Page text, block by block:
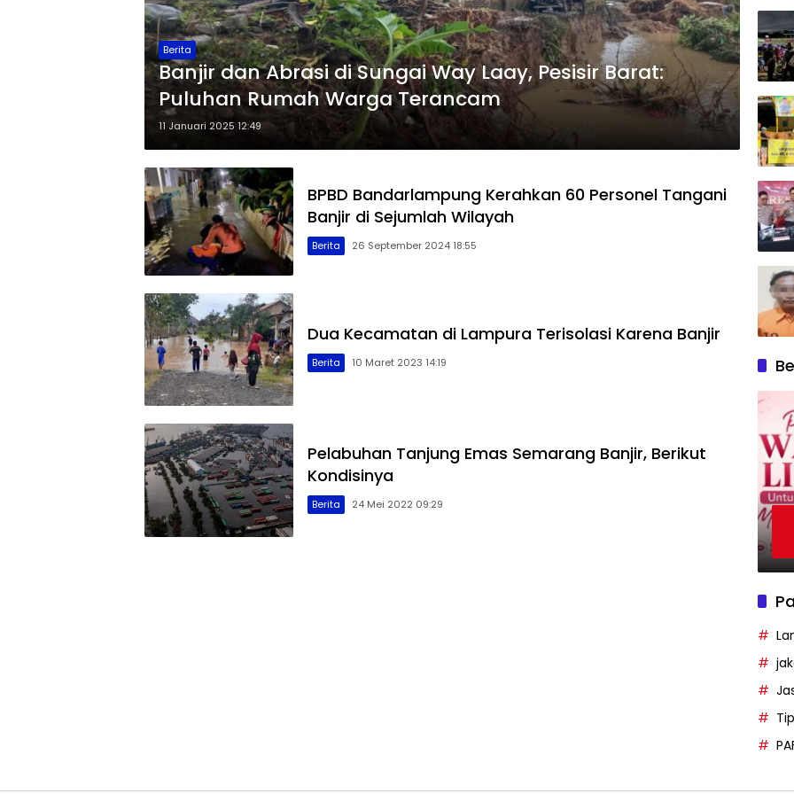
Berita
Banjir dan Abrasi di Sungai Way Laay, Pesisir Barat:
Puluhan Rumah Warga Terancam
11 Januari 2025 12:49
BPBD Bandarlampung Kerahkan 60 Personel Tangani
Banjir di Sejumlah Wilayah
Berita 26 September 2024 18:55
Dua Kecamatan di Lampura Terisolasi Karena Banjir
Berita 10 Maret 2023 14:19
Pelabuhan Tanjung Emas Semarang Banjir, Berikut
Kondisinya
Berita 24 Mei 2022 09:29